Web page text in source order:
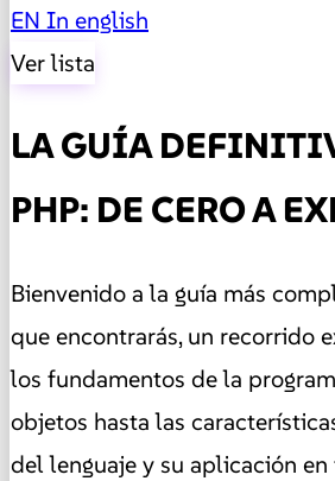
EN In english
Ver lista
LA GUÍA
PHP: DE CERO A
Bienvenido a la guía más
que encontrarás, un recorrido
los fundamentos de la
objetos hasta las
del lenguaje y su aplicación